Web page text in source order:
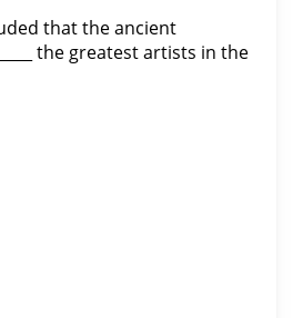
that the ancient
the greatest artists in the